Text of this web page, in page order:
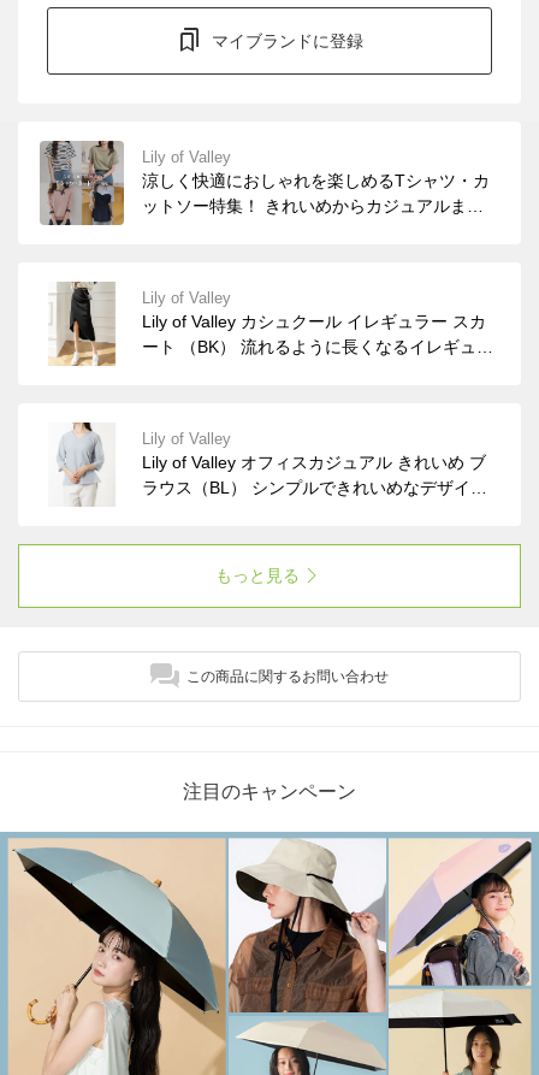
マイブランドに登録
Lily of Valley
涼しく快適におしゃれを楽しめるTシャツ・カ
ットソー特集！ きれいめからカジュアルまで
Lily of Valley
Lily of Valley カシュクール イレギュラー スカ
ート （BK） 流れるように長くなるイレギュラ
Lily of Valley
Lily of Valley オフィスカジュアル きれいめ ブ
ラウス（BL） シンプルできれいめなデザイン
を与えてくれます。
もっと見る
この商品に関するお問い合わせ
注目のキャンペーン